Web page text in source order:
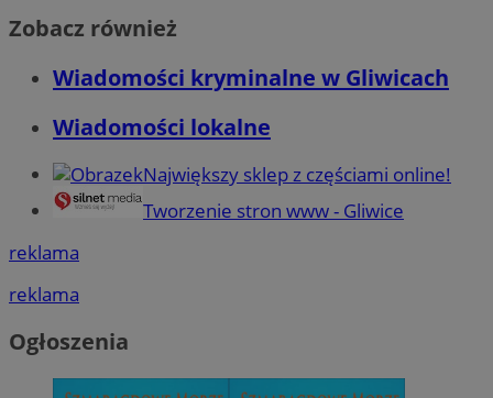
Zobacz również
Wiadomości kryminalne w Gliwicach
Wiadomości lokalne
Największy sklep z częściami online!
Tworzenie stron www - Gliwice
reklama
reklama
Ogłoszenia